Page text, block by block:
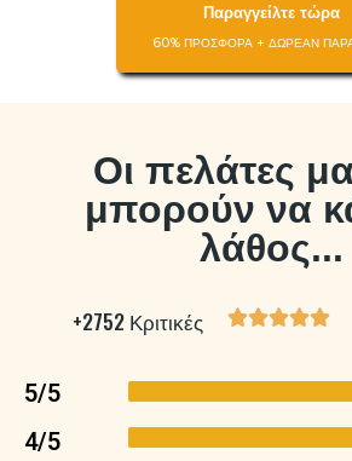
Παραγγείλτε τώρα
60% ΠΡΟΣΦΟΡΑ + ΔΩΡΕΑΝ
Οι πελάτες
μπορούν να
λάθος...
+2752 Κριτικές 
5/5
4/5